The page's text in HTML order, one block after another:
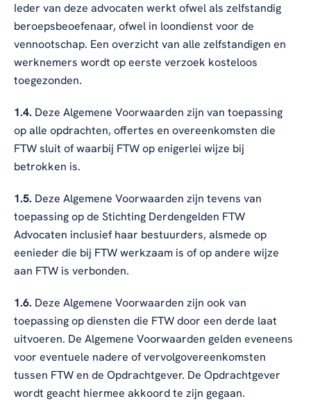
Ieder van deze advocaten werkt ofwel als zelfstandig
beroepsbeoefenaar, ofwel in loondienst voor de
vennootschap. Een overzicht van alle zelfstandigen en
werknemers wordt op eerste verzoek kosteloos
toegezonden.
1.4. Deze Algemene Voorwaarden zijn van toepassing
op alle opdrachten, offertes en overeenkomsten die
FTW sluit of waarbij FTW op enigerlei wijze bij
betrokken is.
1.5. Deze Algemene Voorwaarden zijn tevens van
toepassing op de Stichting Derdengelden FTW
Advocaten inclusief haar bestuurders, alsmede op
eenieder die bij FTW werkzaam is of op andere wijze
aan FTW is verbonden.
1.6. Deze Algemene Voorwaarden zijn ook van
toepassing op diensten die FTW door een derde laat
uitvoeren. De Algemene Voorwaarden gelden eveneens
voor eventuele nadere of vervolgovereenkomsten
tussen FTW en de Opdrachtgever. De Opdrachtgever
wordt geacht hiermee akkoord te zijn gegaan.